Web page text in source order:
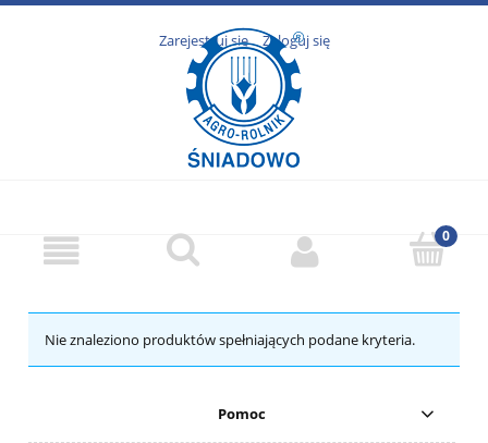
Zarejestruj się Zaloguj się
Nie znaleziono produktów spełniających podane kryteria.
Pomoc